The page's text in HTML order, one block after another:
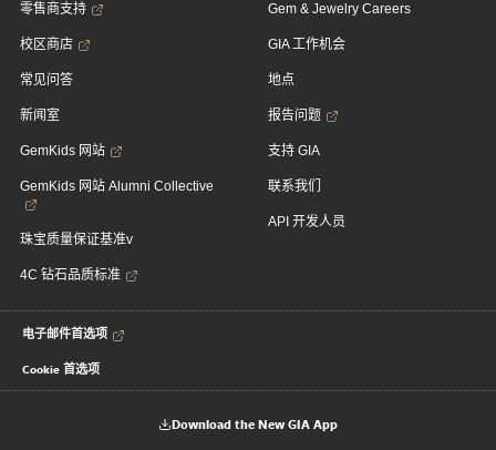
零售商支持
校区商店
常见问答
新闻室
GemKids 网站
GemKids 网站 Alumni Collective
珠宝质量保证基准v
4C 钻石品质标准
Gem & Jewelry Careers
GIA 工作机会
地点
报告问题
支持 GIA
联系我们
API 开发人员
电子邮件首选项
Cookie 首选项
Download the New GIA App